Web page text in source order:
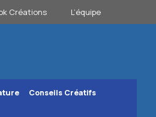
Créations L’équipe
Conseils Créatifs